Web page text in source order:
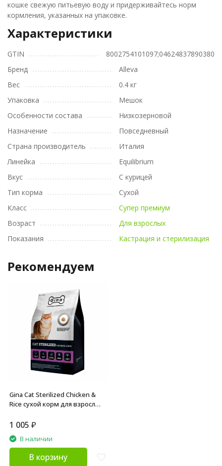
кошке свежую питьевую воду и придерживайтесь норм
кормления, указанных на упаковке.
Характеристики
GTIN
8002754101097;04624837890380
Бренд
Alleva
Вес
0.4 кг
Упаковка
Мешок
Особенности состава
Низкозерновой
Назначение
Повседневный
Страна производитель
Италия
Линейка
Equilibrium
Вкус
С курицей
Тип корма
Сухой
Класс
Супер премиум
Возраст
Для взрослых
Показания
Кастрация и стерилизация
Рекомендуем
Gina Cat Sterilized Chicken &
Rice сухой корм для взрослых
курицей и рисом - 1 кг
1 005 ₽
В наличии
В корзину